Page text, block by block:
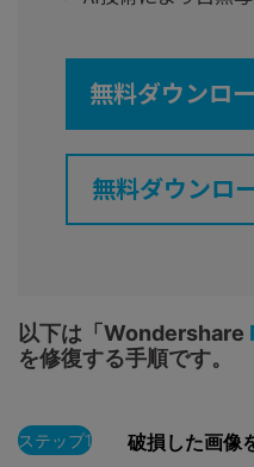
無料ダウンロ
無料ダウンロ
以下は「Wondershare
を修復する手順です。
ステップ1 破損した画像